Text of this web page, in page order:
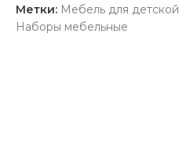
Метки: Мебель для детской
Наборы мебельные